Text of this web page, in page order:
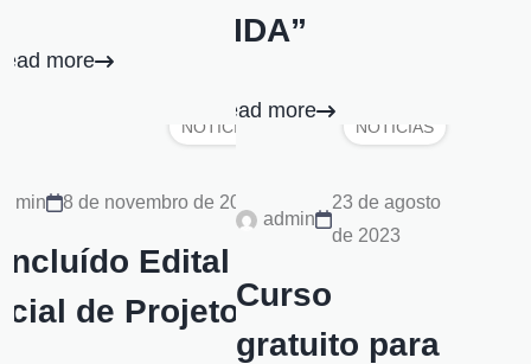
more
VIDA”
Read more
NOTÍCIAS
8 de novembro de 2023
Edital
de Projetos
NOTÍCIAS
admin
23 de agosto
de 2023
Curso
gratuito para